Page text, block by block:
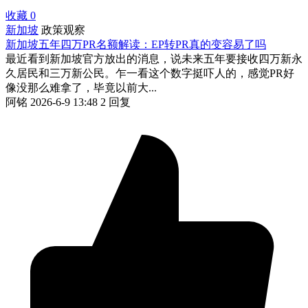
收藏 0
新加坡 政策观察
新加坡五年四万PR名额解读：EP转PR真的变容易了吗
最近看到新加坡官方放出的消息，说未来五年要接收四万新永
久居民和三万新公民。乍一看这个数字挺吓人的，感觉PR好
像没那么难拿了，毕竟以前大...
阿铭 2026-6-9 13:48 2 回复